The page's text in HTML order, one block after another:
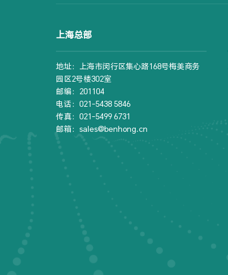
上海总部
地址：上海市闵行区集心路168号梅美商务
园区2号楼302室
邮编：201104
电话：021-5438 5846
传真：021-5499 6731
邮箱：sales@benhong.cn